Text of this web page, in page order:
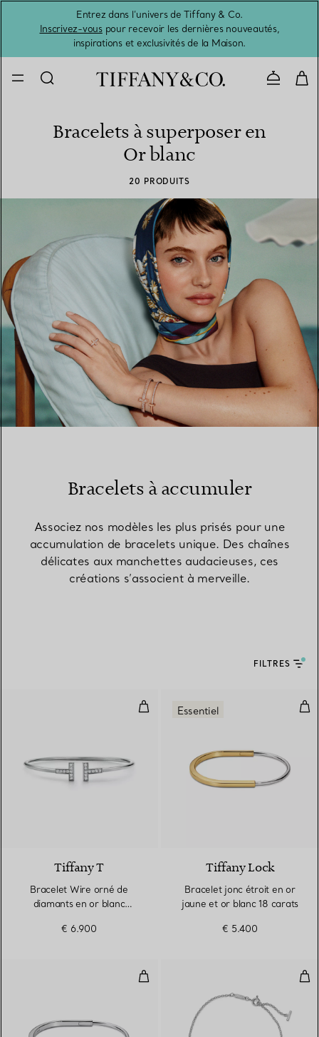
Entrez dans l’univers de Tiffany & Co.
Inscrivez-vouspour recevoir les dernières nouveautés,
inspirations et exclusivités de la Maison.
Bracelets à superposer en
Or blanc
20 PRODUITS
Bracelets à accumuler
Associez nos modèles les plus prisés pour une
accumulation de bracelets unique. Des chaînes
délicates aux manchettes audacieuses, ces
créations s’associent à merveille.
FILTRES
Bracelet Wire orné de diamants
Tiffany T
Bracelet Wire orné de
diamants en or blanc
€ 6.900
Essentiel
Tiffany Lock
Bracelet jonc étroit en or
jaune et or blanc 18 carats
€ 5.400
Bracelet jonc étroit en or blanc